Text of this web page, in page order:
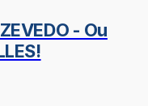
- Ou